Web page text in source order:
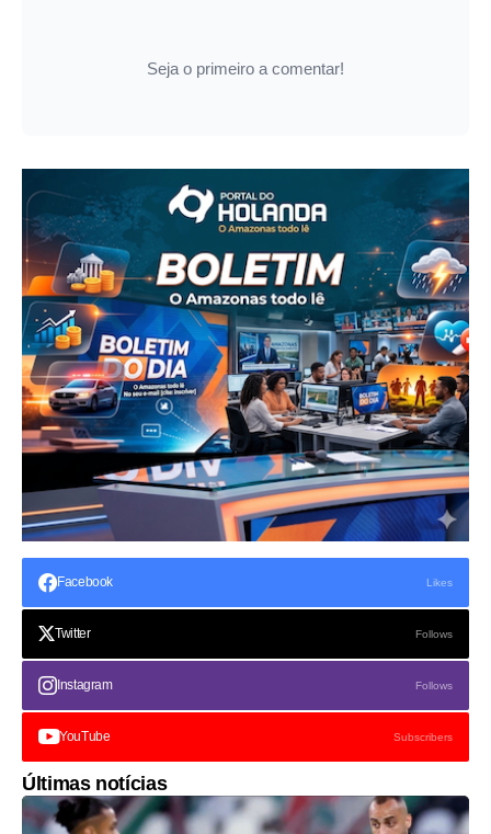
Seja o primeiro a comentar!
Facebook Likes
Twitter Follows
Instagram Follows
YouTube Subscribers
Últimas notícias